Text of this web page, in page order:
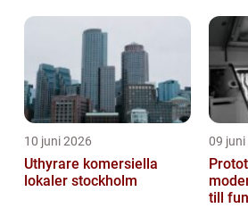
10 juni 2026
Uthyrare komersiella
lokaler stockholm
09 juni
till